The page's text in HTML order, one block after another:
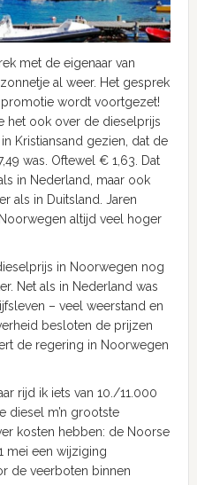
met de eigenaar van
al weer. Het gesprek
wordt voortgezet!
het ook over de dieselprijs
Kristiansand gezien, dat de
was. Oftewel € 1,63. Dat
in Nederland, maar ook
als in Duitsland. Jaren
altijd veel hoger
in Noorwegen nog
Net als in Nederland was
– veel weerstand en
besloten de prijzen
de regering in Noorwegen
rijd ik iets van 10./11.000
diesel m’n grootste
kosten hebben: de Noorse
mei een wijziging
de veerboten binnen